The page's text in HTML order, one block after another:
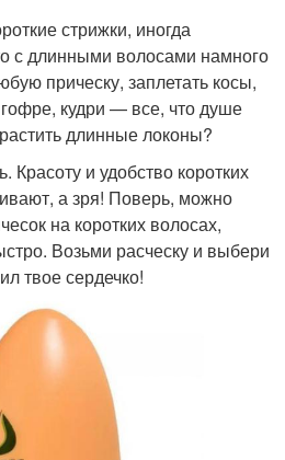
стрижки, иногда
с длинными волосами намного
прическу, заплетать косы,
кудри — все, что душе
длинные локоны?
и удобство коротких
а зря! Поверь, можно
на коротких волосах,
Возьми расческу и выбери
твое сердечко!